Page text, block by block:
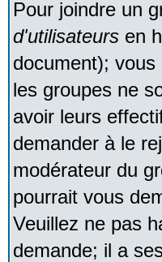
Pour joindre un
d'utilisateurs en
document);
les groupes ne
avoir leurs
demander à le
modérateur du
pourrait vous
Veuillez ne pas
demande; il a